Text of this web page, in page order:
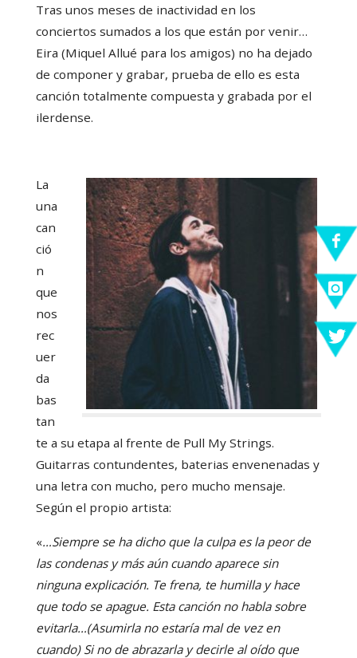
Tras unos meses de inactividad en los
conciertos sumados a los que están por venir…
Eira (Miquel Allué para los amigos) no ha dejado
de componer y grabar, prueba de ello es esta
canción totalmente compuesta y grabada por el
ilerdense.
La
una
can
ció
n
que
nos
rec
uer
da
bas
tan
te a su etapa al frente de Pull My Strings.
Guitarras contundentes, baterias envenenadas y
una letra con mucho, pero mucho mensaje.
Según el propio artista:
«…Siempre se ha dicho que la culpa es la peor de
las condenas y más aún cuando aparece sin
ninguna explicación. Te frena, te humilla y hace
que todo se apague. Esta canción no habla sobre
evitarla…(Asumirla no estaría mal de vez en
cuando) Si no de abrazarla y decirle al oído que